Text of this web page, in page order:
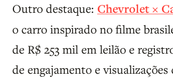
Outro destaque: Chevrolet ×
o carro inspirado no filme
de R$ 253 mil em leilão e
de engajamento e visualizações